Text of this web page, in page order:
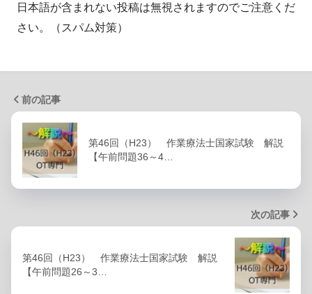
日本語が含まれない投稿は無視されますのでご注意くだ
さい。（スパム対策）
前の記事
第46回（H23） 作業療法士国家試験 解説
【午前問題36～4…
次の記事
第46回（H23） 作業療法士国家試験 解説
【午前問題26～3…